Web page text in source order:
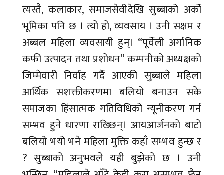
त्यस्तै, कलाकार, समाजसेवीदेखि सुब्बाको अर्को
भूमिका पनि छ । त्यो हो, व्यवसाय । उनी सक्षम र
अब्बल महिला व्यवसायी हुन्। “पूर्वेली अर्गानिक
कफी उत्पादन तथा प्रशोधन” कम्पनीको अध्यक्षको
जिम्मेवारी निर्वाह गर्दै आएकी सुब्बाले महिला
आर्थिक सशक्तीकरणमा बलियो बनाउन सके
समाजका हिंसात्मक गतिविधिको न्यूनीकरण गर्न
सम्भव हुने धारणा राख्छिन्। आयआर्जनको बाटो
बलियो भयो भने महिला मुक्ति कहाँ सम्भव हुन्छ र
? सुब्बाको अनुभवले यही बुझेको छ । उनी